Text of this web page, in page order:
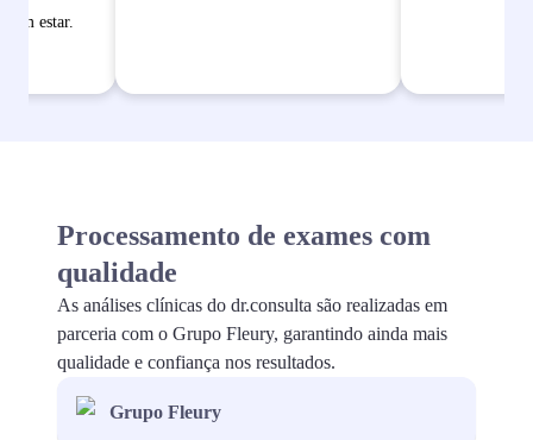
estar.
Processamento de exames com
qualidade
As análises clínicas do dr.consulta são realizadas em
parceria com o Grupo Fleury, garantindo ainda mais
qualidade e confiança nos resultados.
Grupo Fleury